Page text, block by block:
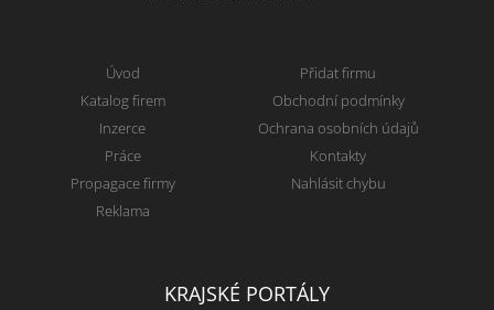
Úvod
Katalog firem
Inzerce
Práce
Propagace firmy
Reklama
Přidat firmu
Obchodní podmínky
Ochrana osobních údajů
Kontakty
Nahlásit chybu
KRAJSKÉ PORTÁLY